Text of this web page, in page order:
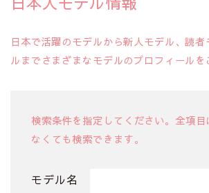
日本で活躍のモデルから新人モデル、読
ルまでさまざまなモデルのプロフィールを
検索条件を指定してください。全項目
なくても検索できます。
モデル名